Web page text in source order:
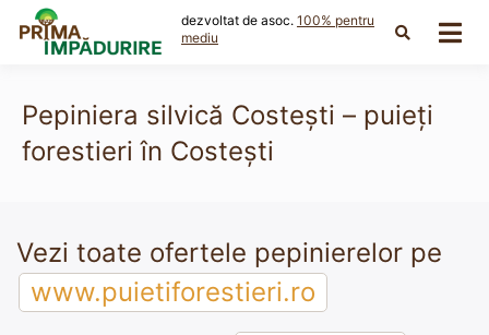
content
dezvoltat de asoc. 100% pentru
mediu
Pepiniera silvică Costeşti – puieți
forestieri în Costeşti
Vezi toate ofertele pepinierelor pe
www.puietiforestieri.ro